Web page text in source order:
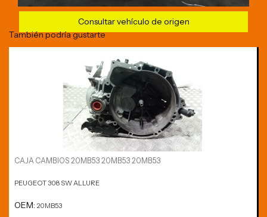
Consultar vehículo de origen
También podría gustarte
CAJA CAMBIOS 20MB53 20MB53 20MB53
PEUGEOT 308 SW ALLURE
OEM: 20MB53